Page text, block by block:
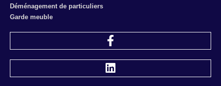
Déménagement de particuliers
Garde meuble